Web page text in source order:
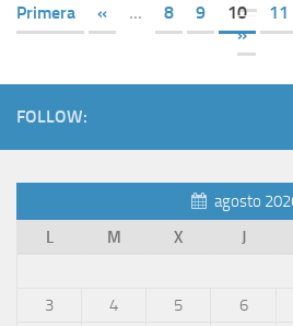
Primera
« ... 8 9 10 11
»
FOLLOW:
agosto
L
M X J
3
4 5 6